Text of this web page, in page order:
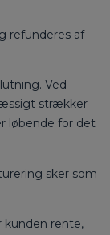
refunderes af
Ved
strækker
løbende for det
sker som
kunden rente,